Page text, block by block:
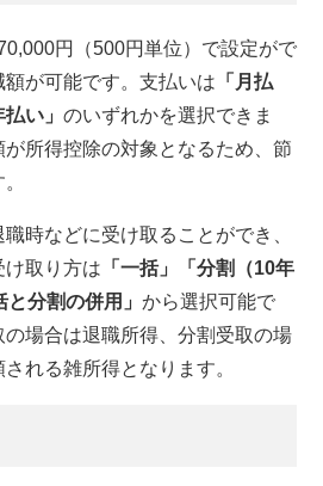
円（500円単位）で設定がで
が可能です。支払いは 「月払
い」 のいずれかを選択できま
所得控除の対象となるため、節
時などに受け取ることができ、
取り方は 「一括」「分割（10年
分割の併用」 から選択可能で
場合は退職所得、分割受取の場
れる雑所得となります。